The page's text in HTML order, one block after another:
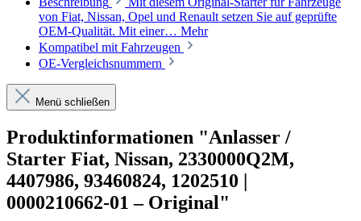
von Fiat, Nissan, Opel und Renault setzen Sie auf geprüfte
OEM-Qualität. Mit einer… Mehr
Kompatibel mit Fahrzeugen
OE-Vergleichsnummern
Menü schließen
Produktinformationen "Anlasser /
Starter Fiat, Nissan, 2330000Q2M,
4407986, 93460824, 1202510 |
0000210662-01 – Original"